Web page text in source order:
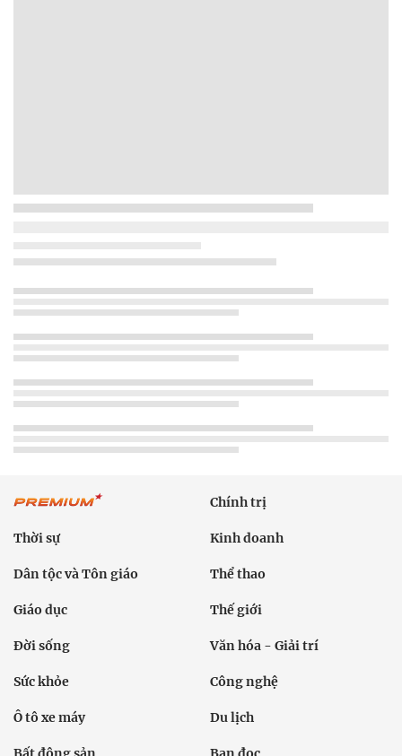
Chính trị
Thời sự Kinh doanh
Dân tộc và Tôn giáo Thể thao
Giáo dục Thế giới
Đời sống Văn hóa - Giải trí
Sức khỏe Công nghệ
Ô tô xe máy Du lịch